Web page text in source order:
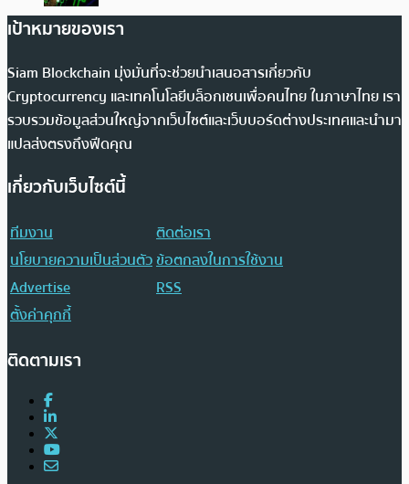
เป้าหมายของเรา
Siam Blockchain มุ่งมั่นที่จะช่วยนำเสนอสารเกี่ยวกับ
Cryptocurrency และเทคโนโลยีบล็อกเชนเพื่อคนไทย ในภาษาไทย เรา
รวบรวมข้อมูลส่วนใหญ่จากเว็บไซต์และเว็บบอร์ดต่างประเทศและนำมา
แปลส่งตรงถึงฟีดคุณ
เกี่ยวกับเว็บไซต์นี้
ทีมงาน
ติดต่อเรา
นโยบายความเป็นส่วนตัวข้อตกลงในการใช้งาน
Advertise
RSS
ตั้งค่าคุกกี้
ติดตามเรา